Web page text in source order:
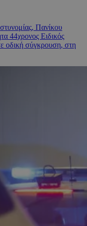
Πανίκου
44χρονος Ειδικός
οδική σύγκρουση, στη